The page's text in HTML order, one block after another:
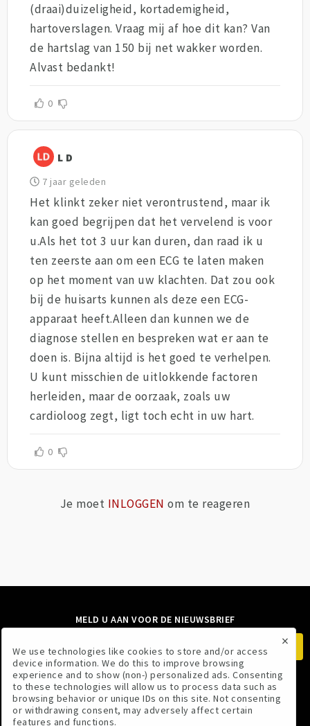
(draai)duizeligheid, kortademigheid,
hartoverslagen. Vraag mij af hoe dit kan? Van
de hartslag van 150 bij net wakker worden.
Alvast bedankt!
0
L D
7 jaar geleden
Het klinkt zeker niet verontrustend, maar ik
kan goed begrijpen dat het vervelend is voor
u.Als het tot 3 uur kan duren, dan raad ik u
ten zeerste aan om een ECG te laten maken
op het moment van uw klachten. Dat zou ook
bij de huisarts kunnen als deze een ECG-
apparaat heeft.Alleen dan kunnen we de
diagnose stellen en bespreken wat er aan te
doen is. Bijna altijd is het goed te verhelpen.
U kunt misschien de uitlokkende factoren
herleiden, maar de oorzaak, zoals uw
cardioloog zegt, ligt toch echt in uw hart.
0
Je moet INLOGGEN om te reageren
MELD U AAN VOOR DE NIEUWSBRIEF
VOLG ONS
×
We use technologies like cookies to store and/or access
device information. We do this to improve browsing
experience and to show (non-) personalized ads. Consenting
to these technologies will allow us to process data such as
browsing behavior or unique IDs on this site. Not consenting
or withdrawing consent, may adversely affect certain
features and functions.